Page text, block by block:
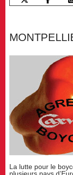
La lutte pour le